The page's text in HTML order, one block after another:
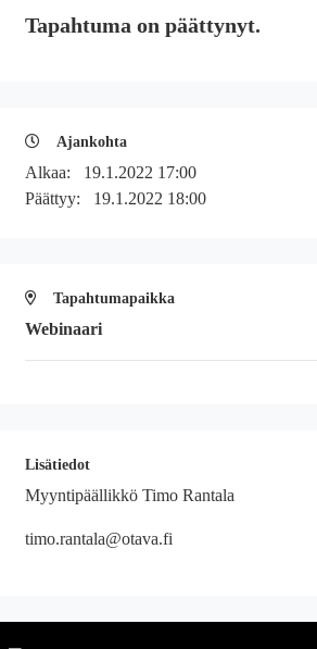
Tapahtuma on päättynyt.
Ajankohta
Alkaa: 19.1.2022 17:00
Päättyy: 19.1.2022 18:00
Tapahtumapaikka
Webinaari
Lisätiedot
Myyntipäällikkö Timo Rantala
timo.rantala@otava.fi